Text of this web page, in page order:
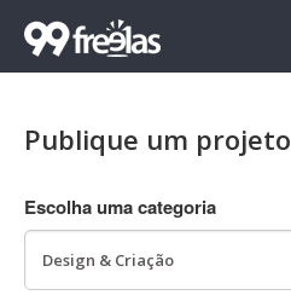
Publique um projeto
Escolha uma categoria